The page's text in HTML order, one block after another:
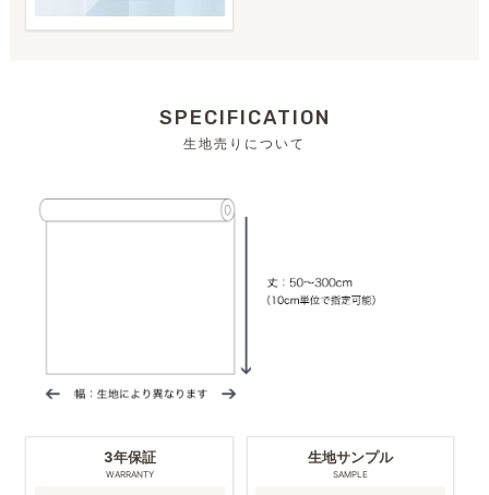
SPECIFICATION
生地売りについて
3年保証
WARRANTY
生地サンプル
SAMPLE